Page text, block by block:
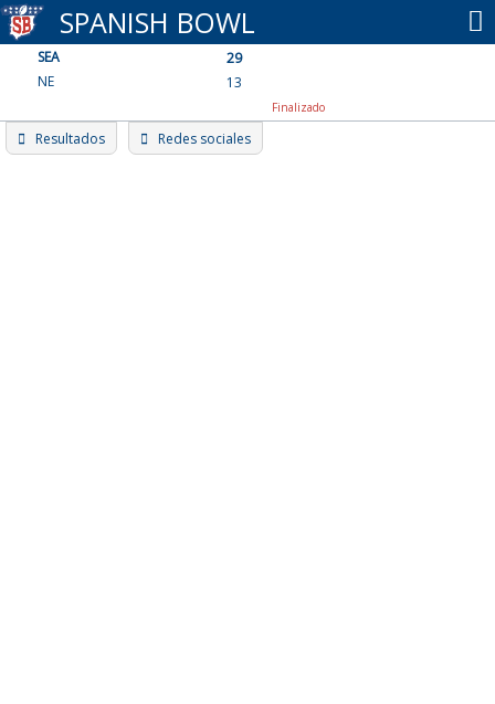
Skip
to
content
SPANISH BOWL
SEA
29
NE
13
Finalizado
Resultados Redes sociales